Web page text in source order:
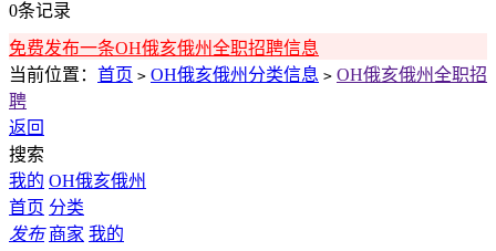
0条记录
免费发布一条OH俄亥俄州全职招聘信息
当前位置： 首页 > OH俄亥俄州分类信息 > OH俄亥俄州全职招
聘
返回
搜索
我的 OH俄亥俄州
首页 分类
发布 商家 我的